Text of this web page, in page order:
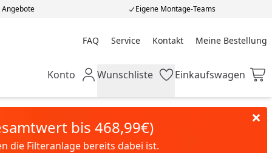
Eigene Montage-Teams
FAQ Service Kontakt Meine Bestellung
Meine Bestellung
Mein Konto
Konto Wunschliste
Wunschliste Einkaufswagen
Einkaufswagen
bis 468,99€)
die Filteranlage bereits dabei ist.